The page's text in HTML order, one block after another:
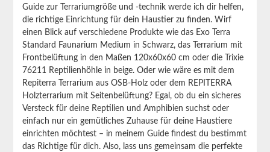
Guide zur Terrariumgröße und -technik werde ich dir helfen,
die richtige Einrichtung für dein Haustier zu finden. Wirf
einen Blick auf verschiedene Produkte wie das Exo Terra
Standard Faunarium Medium in Schwarz, das Terrarium mit
Frontbelüftung in den Maßen 120x60x60 cm oder die Trixie
76211 Reptilienhöhle in beige. Oder wie wäre es mit dem
Repiterra Terrarium aus OSB-Holz oder dem REPITERRA
Holzterrarium mit Seitenbelüftung? Egal, ob du ein sicheres
Versteck für deine Reptilien und Amphibien suchst oder
einfach nur ein gemütliches Zuhause für deine Haustiere
einrichten möchtest – in meinem Guide findest du bestimmt
das Richtige für dich. Also, lass uns gemeinsam die perfekte